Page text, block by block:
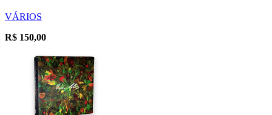
VÁRIOS
R$ 150,00